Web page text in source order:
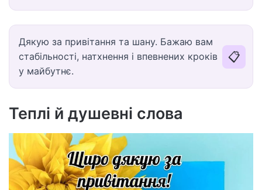
Дякую за привітання та шану. Бажаю вам
стабільності, натхнення і впевнених кроків
у майбутнє.
📋
Теплі й душевні слова